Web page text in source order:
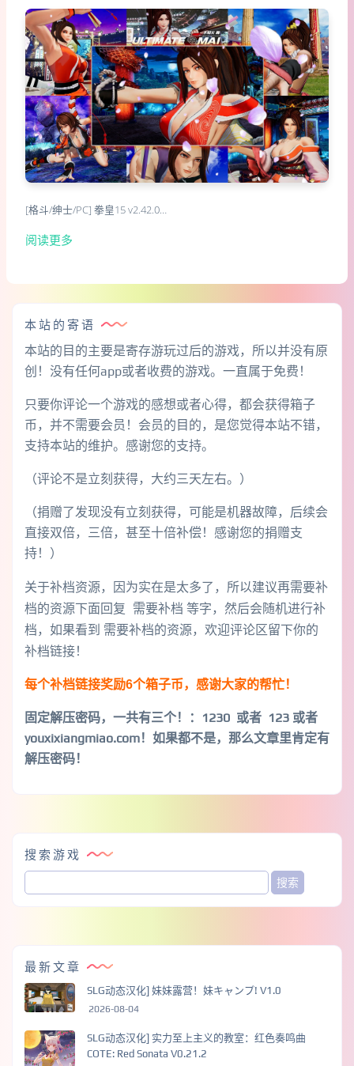
[格斗/绅士/PC] 拳皇15 v2.42.0…
阅读更多
本站的寄语
本站的目的主要是寄存游玩过后的游戏，所以并没有原
创！没有任何app或者收费的游戏。一直属于免费！
只要你评论一个游戏的感想或者心得，都会获得箱子
币，并不需要会员！会员的目的，是您觉得本站不错，
支持本站的维护。感谢您的支持。
（评论不是立刻获得，大约三天左右。）
（捐赠了发现没有立刻获得，可能是机器故障，后续会
直接双倍，三倍，甚至十倍补偿！感谢您的捐赠支
持！）
关于补档资源，因为实在是太多了，所以建议再需要补
档的资源下面回复 需要补档 等字，然后会随机进行补
档，如果看到 需要补档的资源，欢迎评论区留下你的
补档链接！
每个补档链接奖励6个箱子币，感谢大家的帮忙！
固定解压密码，一共有三个！
：1230 或者 123 或者
youxixiangmiao.com！如果都不是，那么文章里肯定有
解压密码！
搜索游戏
最新文章
SLG动态汉化] 妹妹露营！妹キャンプ! V1.0
2026-08-04
SLG动态汉化] 实力至上主义的教室：红色奏鸣曲
COTE: Red Sonata V0.21.2